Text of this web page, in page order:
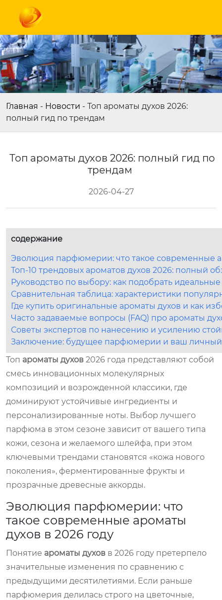
Главная - Новости - Топ ароматы духов 2026:
полный гид по трендам
Топ ароматы духов 2026: полный гид по
трендам
2026-04-27
содержание
Эволюция парфюмерии: что такое современные
Топ-10 трендовых ароматов духов 2026: полный
Руководство по выбору: как подобрать
Сравнительная таблица: характеристики
Где купить оригинальные ароматы духов и как
Часто задаваемые вопросы (FAQ) про ароматы
Советы экспертов по нанесению и усилению
Заключение: будущее парфюмерии и ваш
Топ ароматы духов 2026 года представляют собой
смесь инновационных молекулярных
композиций и возрожденной классики, где
доминируют устойчивые ингредиенты и
персонализированные ноты. Выбор лучшего
парфюма в этом сезоне зависит от вашего типа
кожи, сезона и желаемого шлейфа, при этом
ключевыми трендами становятся «кожа нового
поколения», ферментированные фрукты и
прозрачные древесные аккорды.
Эволюция парфюмерии: что
такое современные ароматы
духов в 2026 году
Понятие ароматы духов в 2026 году претерпело
значительные изменения по сравнению с
предыдущими десятилетиями. Если раньше
парфюмерия делилась строго на цветочные,